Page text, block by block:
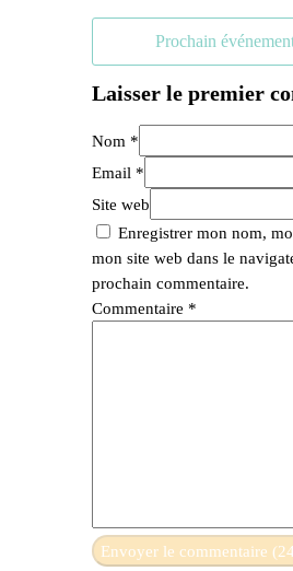
Prochain
Laisser le premier
Nom *
Email *
Site web
Enregistrer mon nom,
mon site web dans le
prochain commentaire.
Commentaire *